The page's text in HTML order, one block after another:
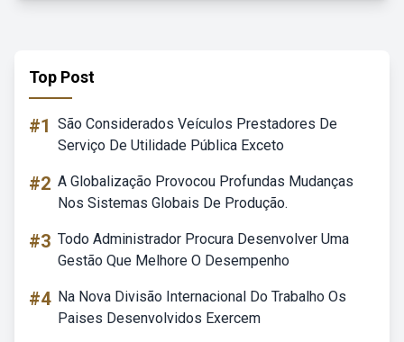
Top Post
#1 São Considerados Veículos Prestadores De
Serviço De Utilidade Pública Exceto
#2 A Globalização Provocou Profundas Mudanças
Nos Sistemas Globais De Produção.
#3 Todo Administrador Procura Desenvolver Uma
Gestão Que Melhore O Desempenho
#4 Na Nova Divisão Internacional Do Trabalho Os
Paises Desenvolvidos Exercem